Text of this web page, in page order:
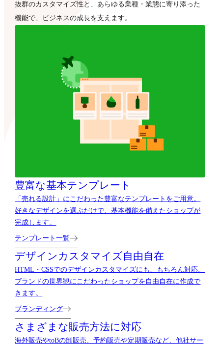
抜群のカスタマイズ性と、あらゆる業種・業態に寄り添った
機能で、ビジネスの成長を支えます。
豊富な基本テンプレート
「売れる設計」にこだわった豊富なテンプレートをご用意。
好きなデザインを選ぶだけで、基本機能を備えたショップが
完成します。
テンプレート一覧
デザインカスタマイズ自由自在
HTML・CSSでのデザインカスタマイズにも、もちろん対応。
ブランドの世界観にこだわったショップを自由自在に作成で
きます。
ブランディング
さまざまな販売方法に対応
海外販売やtoBの卸販売、予約販売や定期販売など、他社サー